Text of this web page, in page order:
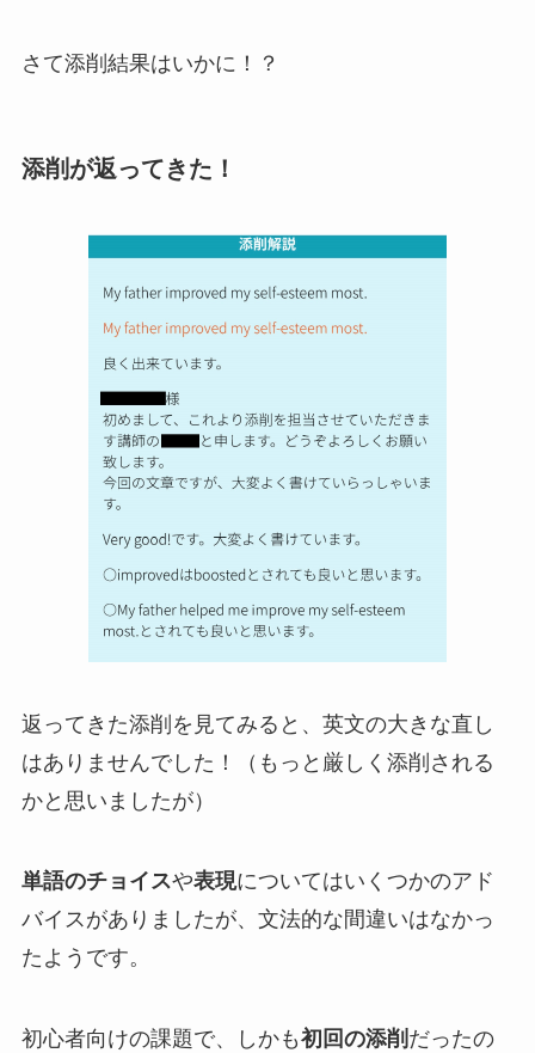
さて添削結果はいかに！？
添削が返ってきた！
返ってきた添削を見てみると、英文の大きな直し
はありませんでした！（もっと厳しく添削される
かと思いましたが）
単語のチョイスや表現についてはいくつかのアド
バイスがありましたが、文法的な間違いはなかっ
たようです。
初心者向けの課題で、しかも初回の添削 だったの